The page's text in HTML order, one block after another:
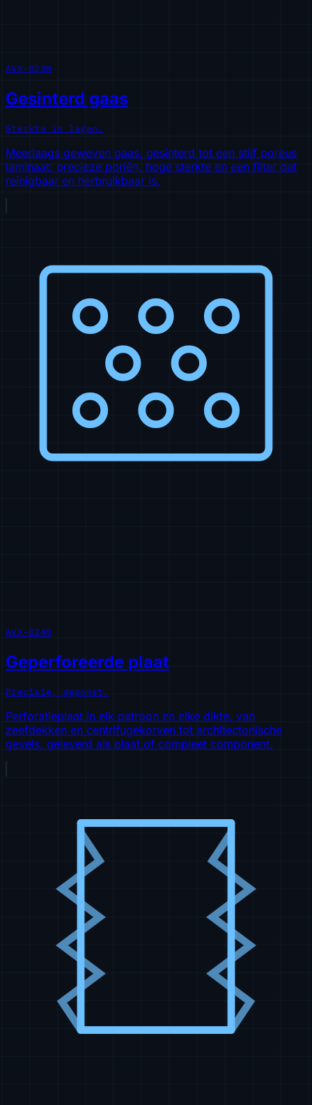
AVX-0230
Gesinterd gaas
Sterkte in lagen.
Meerlaags geweven gaas, gesinterd tot een stijf poreus
laminaat: precieze poriën, hoge sterkte en een filter dat
reinigbaar en herbruikbaar is.
AVX-0240
Geperforeerde plaat
Precisie, geponst.
Perforatieplaat in elk patroon en elke dikte, van
zeefdekken en centrifugekorven tot architectonische
gevels, geleverd als plaat of compleet component.